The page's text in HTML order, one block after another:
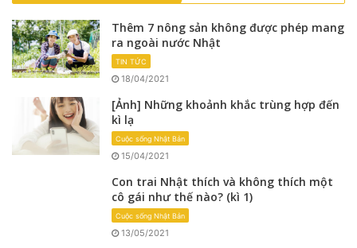
Thêm 7 nông sản không được phép mang
ra ngoài nước Nhật
TIN TỨC
18/04/2021
[Ảnh] Những khoảnh khắc trùng hợp đến
kì lạ
Cuộc sống Nhật Bản
15/04/2021
Con trai Nhật thích và không thích một
cô gái như thế nào? (kì 1)
Cuộc sống Nhật Bản
13/05/2021